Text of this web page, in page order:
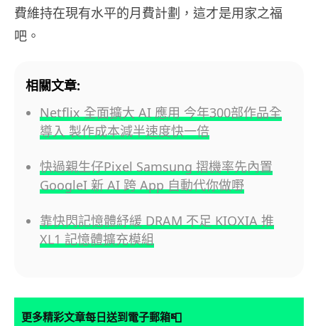
費維持在現有水平的月費計劃，這才是用家之福
吧。
相關文章:
Netflix 全面擴大 AI 應用 今年300部作品全
導入 製作成本減半速度快一倍
快過親生仔Pixel Samsung 摺機率先內置
GoogleI 新 AI 跨 App 自動代你做嘢
靠快閃記憶體紓緩 DRAM 不足 KIOXIA 推
XL1 記憶體擴充模組
更多精彩文章每日送到電子郵箱📮